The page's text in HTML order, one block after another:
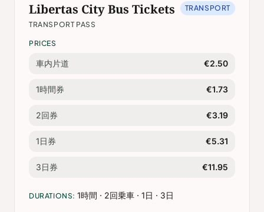
Libertas City Bus Tickets
TRANSPORT PASS
TRANSPORT
PRICES
車内片道 €2.50
1時間券 €1.73
2回券 €3.19
1日券 €5.31
3日券 €11.95
DURATIONS: 1時間 · 2回乗車 · 1日 · 3日